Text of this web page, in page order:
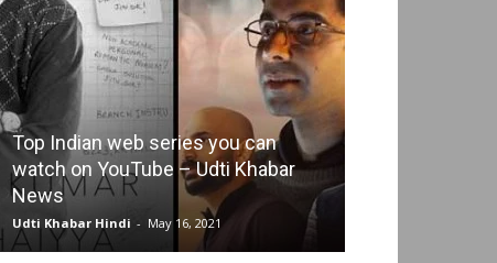
Top Indian web series you can
watch on YouTube – Udti Khabar
News
Udti Khabar Hindi - May 16, 2021